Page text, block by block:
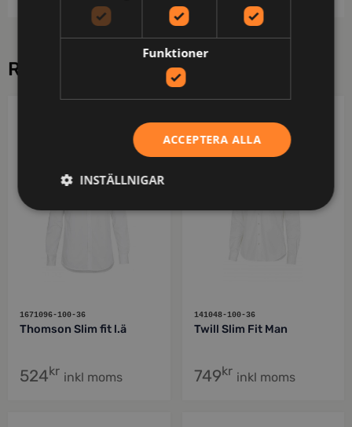
RELATERADE PRODUKTER
1671096-100-36
Thomson Slim fit l.ä
524kr inkl moms
141048-100-36
Twill Slim Fit Man
749kr inkl moms
Funktioner
ACCEPTERA ALLA
INSTÄLLNIGAR